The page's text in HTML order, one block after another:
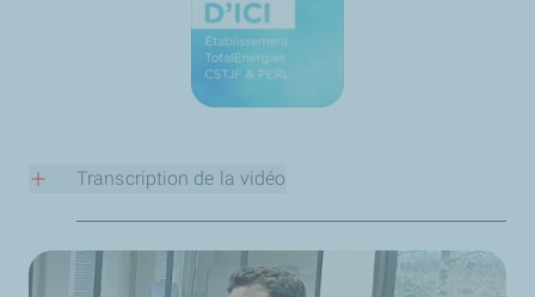
Transcription de la vidéo
Qui es-tu ?
Je m'appelle Claire Channelliere. Je suis un peu une
voyageuse parce que j'ai bougé depuis que je suis toute